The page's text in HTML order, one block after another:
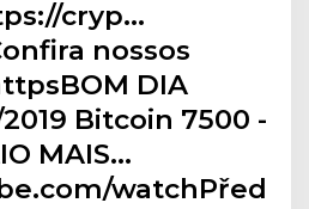
cryp…
nossos
DIA
Bitcoin 7500 -
MAIS…
watchPřed